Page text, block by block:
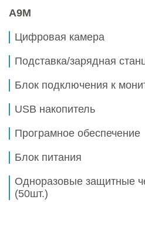
A9M
Цифровая камера
Подставка/зарядная
Блок подключения к
USB накопитель
Програмное обеспечение
Блок питания
Одноразовые защитные
(50шт.)